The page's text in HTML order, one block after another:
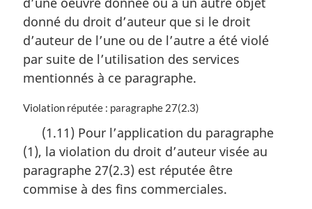
r
g
i
a
l
:
donné du droit d’auteur que si le droit
d’auteur de l’une ou de l’autre a été violé
par suite de l’utilisation des services
mentionnés à ce paragraphe.
N
e
m
a
r
Violation réputée : paragraphe 27(2.3)
(1.11) Pour l’application du paragraphe
(1), la violation du droit d’auteur visée au
paragraphe 27(2.3) est réputée être
commise à des fins commerciales.